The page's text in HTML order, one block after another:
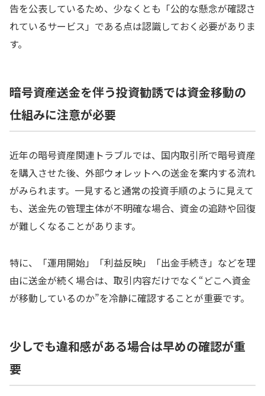
告を公表しているため、少なくとも「公的な懸念が確認さ
れているサービス」である点は認識しておく必要がありま
す。
暗号資産送金を伴う投資勧誘では資金移動の
仕組みに注意が必要
近年の暗号資産関連トラブルでは、国内取引所で暗号資産
を購入させた後、外部ウォレットへの送金を案内する流れ
がみられます。一見すると通常の投資手順のように見えて
も、送金先の管理主体が不明確な場合、資金の追跡や回復
が難しくなることがあります。
特に、「運用開始」「利益反映」「出金手続き」などを理
由に送金が続く場合は、取引内容だけでなく“どこへ資金
が移動しているのか”を冷静に確認することが重要です。
少しでも違和感がある場合は早めの確認が重
要